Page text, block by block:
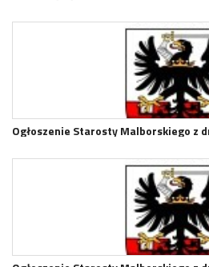
Ogłoszenie Starosty Malborskiego z